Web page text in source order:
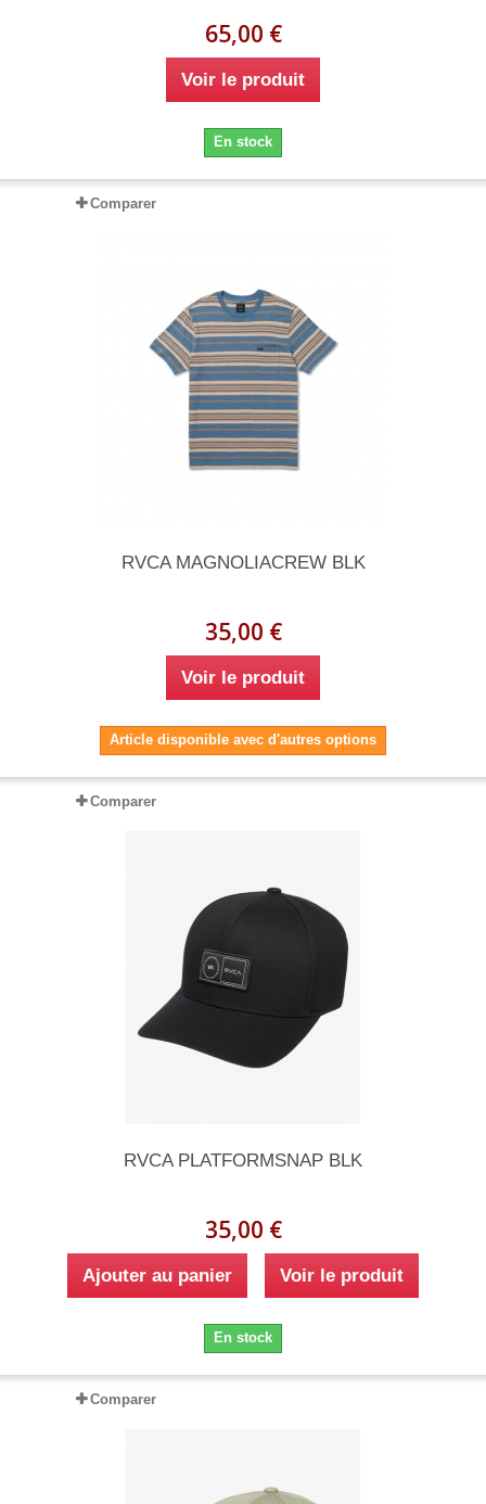
65,00 €
Voir le produit
En stock
Comparer
RVCA MAGNOLIACREW BLK
35,00 €
Voir le produit
Article disponible avec d'autres options
Comparer
RVCA PLATFORMSNAP BLK
35,00 €
Ajouter au panier Voir le produit
En stock
Comparer